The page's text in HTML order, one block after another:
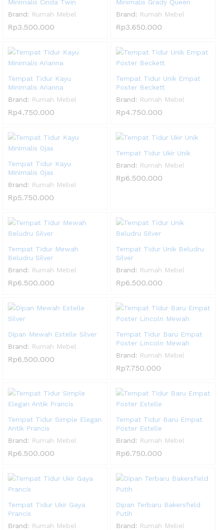
Minimalis Cinda Twin
Brand: Rumah Mebel
Rp3.500.000
Minimalis Grady Queen
Brand: Rumah Mebel
Rp3.650.000
Tempat Tidur Kayu
Minimalis Arianna
Brand: Rumah Mebel
Rp4.750.000
Tempat Tidur Unik Empat
Poster Beckett
Brand: Rumah Mebel
Rp4.750.000
Tempat Tidur Kayu
Minimalis Ojas
Brand: Rumah Mebel
Rp5.750.000
Tempat Tidur Ukir Unik
Brand: Rumah Mebel
Rp6.500.000
Tempat Tidur Mewah
Beludru Silver
Brand: Rumah Mebel
Rp6.500.000
Tempat Tidur Unik Beludru
Silver
Brand: Rumah Mebel
Rp6.500.000
Dipan Mewah Estelle Silver
Brand: Rumah Mebel
Rp6.500.000
Tempat Tidur Baru Empat
Poster Lincoln Mewah
Brand: Rumah Mebel
Rp7.750.000
Tempat Tidur Simple Elegan
Antik Prancis
Brand: Rumah Mebel
Rp6.500.000
Tempat Tidur Baru Empat
Poster Estelle
Brand: Rumah Mebel
Rp6.750.000
Tempat Tidur Ukir Gaya
Prancis
Brand: Rumah Mebel
Dipan Terbaru Bakersfield
Putih
Brand: Rumah Mebel